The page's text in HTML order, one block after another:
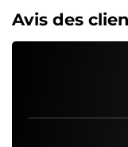
Avis des